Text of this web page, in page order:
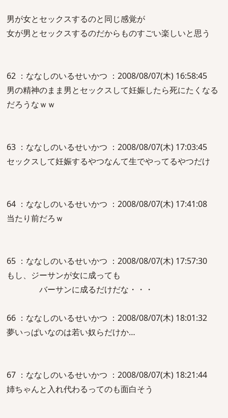
男が女とセックスするのと同じ感覚が
女が男とセックスするのだからものすごい楽しいと思う
62 ：ななしのいるせいかつ ：2008/08/07(木) 16:58:45
男の精神のまま男とセックスして妊娠したら死にたくなる
だろうなｗｗ
63 ：ななしのいるせいかつ ：2008/08/07(木) 17:03:45
セックスして妊娠するやつなんて生でやってるやつだけ
64 ：ななしのいるせいかつ ：2008/08/07(木) 17:41:08
当たり前だろｗ
65 ：ななしのいるせいかつ ：2008/08/07(木) 17:57:30
もし、ジーサンが女に成っても
バーサンに成るだけだな・・・
66 ：ななしのいるせいかつ ：2008/08/07(木) 18:01:32
夢いっぱいなのは若い奴らだけか…
67 ：ななしのいるせいかつ ：2008/08/07(木) 18:21:44
姉ちゃんと入れ代わるってのも面白そう